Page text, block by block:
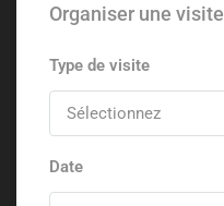
Organiser une visite
Type de visite
Sélectionnez
Date